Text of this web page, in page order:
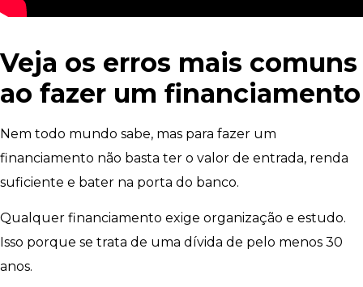
Veja os erros mais comuns
ao fazer um financiamento
Nem todo mundo sabe, mas para fazer um
financiamento não basta ter o valor de entrada, renda
suficiente e bater na porta do banco.
Qualquer financiamento exige organização e estudo.
Isso porque se trata de uma dívida de pelo menos 30
anos.